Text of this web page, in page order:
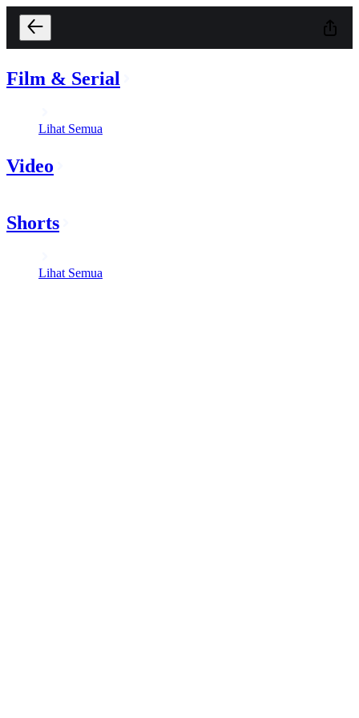
Film & Serial
Lihat Semua
Video
Shorts
Lihat Semua